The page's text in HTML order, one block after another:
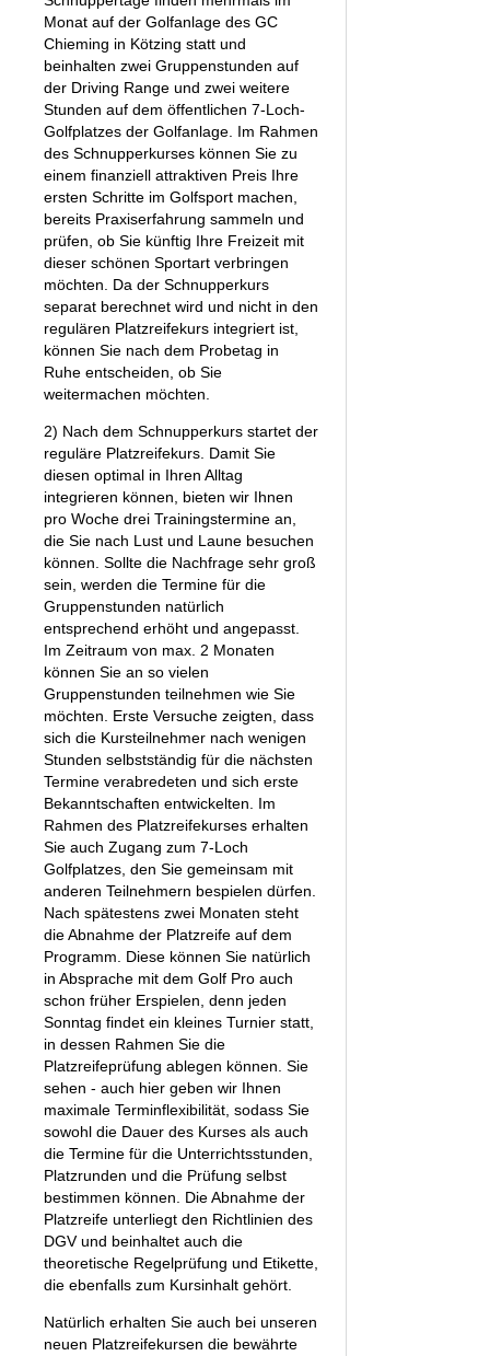
Monat auf der Golfanlage des GC
Chieming in Kötzing statt und
beinhalten zwei Gruppenstunden auf
der Driving Range und zwei weitere
Stunden auf dem öffentlichen 7-Loch-
Golfplatzes der Golfanlage. Im Rahmen
des Schnupperkurses können Sie zu
einem finanziell attraktiven Preis Ihre
ersten Schritte im Golfsport machen,
bereits Praxiserfahrung sammeln und
prüfen, ob Sie künftig Ihre Freizeit mit
dieser schönen Sportart verbringen
möchten. Da der Schnupperkurs
separat berechnet wird und nicht in den
regulären Platzreifekurs integriert ist,
können Sie nach dem Probetag in
Ruhe entscheiden, ob Sie
weitermachen möchten.
2) Nach dem Schnupperkurs startet der
reguläre Platzreifekurs. Damit Sie
diesen optimal in Ihren Alltag
integrieren können, bieten wir Ihnen
pro Woche drei Trainingstermine an,
die Sie nach Lust und Laune besuchen
können. Sollte die Nachfrage sehr groß
sein, werden die Termine für die
Gruppenstunden natürlich
entsprechend erhöht und angepasst.
Im Zeitraum von max. 2 Monaten
können Sie an so vielen
Gruppenstunden teilnehmen wie Sie
möchten. Erste Versuche zeigten, dass
sich die Kursteilnehmer nach wenigen
Stunden selbstständig für die nächsten
Termine verabredeten und sich erste
Bekanntschaften entwickelten. Im
Rahmen des Platzreifekurses erhalten
Sie auch Zugang zum 7-Loch
Golfplatzes, den Sie gemeinsam mit
anderen Teilnehmern bespielen dürfen.
Nach spätestens zwei Monaten steht
die Abnahme der Platzreife auf dem
Programm. Diese können Sie natürlich
in Absprache mit dem Golf Pro auch
schon früher Erspielen, denn jeden
Sonntag findet ein kleines Turnier statt,
in dessen Rahmen Sie die
Platzreifeprüfung ablegen können. Sie
sehen - auch hier geben wir Ihnen
maximale Terminflexibilität, sodass Sie
sowohl die Dauer des Kurses als auch
die Termine für die Unterrichtsstunden,
Platzrunden und die Prüfung selbst
bestimmen können. Die Abnahme der
Platzreife unterliegt den Richtlinien des
DGV und beinhaltet auch die
theoretische Regelprüfung und Etikette,
die ebenfalls zum Kursinhalt gehört.
Natürlich erhalten Sie auch bei unseren
neuen Platzreifekursen die bewährte